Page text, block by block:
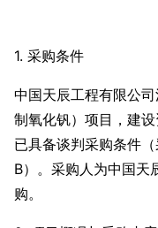
1. 采购条件
中国天辰工程有限公
制氧化钒）项目，建
已具备谈判采购条件
B）。采购人为中国天
购。